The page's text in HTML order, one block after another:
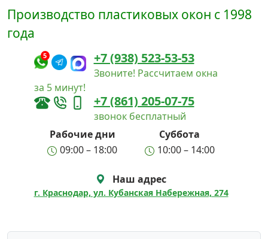
Производство пластиковых окон с 1998
года
5 +7 (938) 523-53-53
Звоните! Рассчитаем окна
за 5 минут!
+7 (861) 205-07-75
звонок бесплатный
Рабочие дни
Суббота
09:00 – 18:00
10:00 – 14:00
Наш адрес
г. Краснодар, ул. Кубанская Набережная, 274